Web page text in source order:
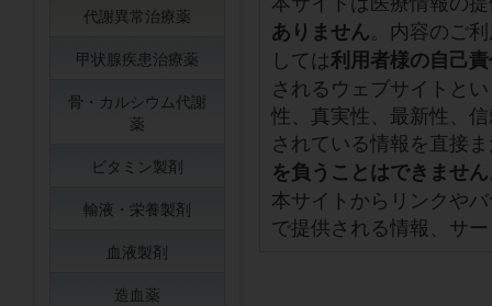
ありません。内容のご
しては利用者様の自己
されるウェブサイトと
性、真実性、最新性、
されている情報を直接
を負うことはできません
本サイトからリンクや
で提供される情報、サ
代謝異常治療薬
甲状腺疾患治療薬
骨・カルシウム代謝
薬
ビタミン製剤
輸液・栄養製剤
血液製剤
造血薬